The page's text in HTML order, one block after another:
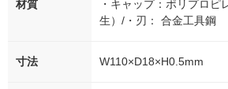
材質
・キャップ：ポリプロピ
生）/・刃： 合金工具鋼
寸法 W110×D18×H0.5mm